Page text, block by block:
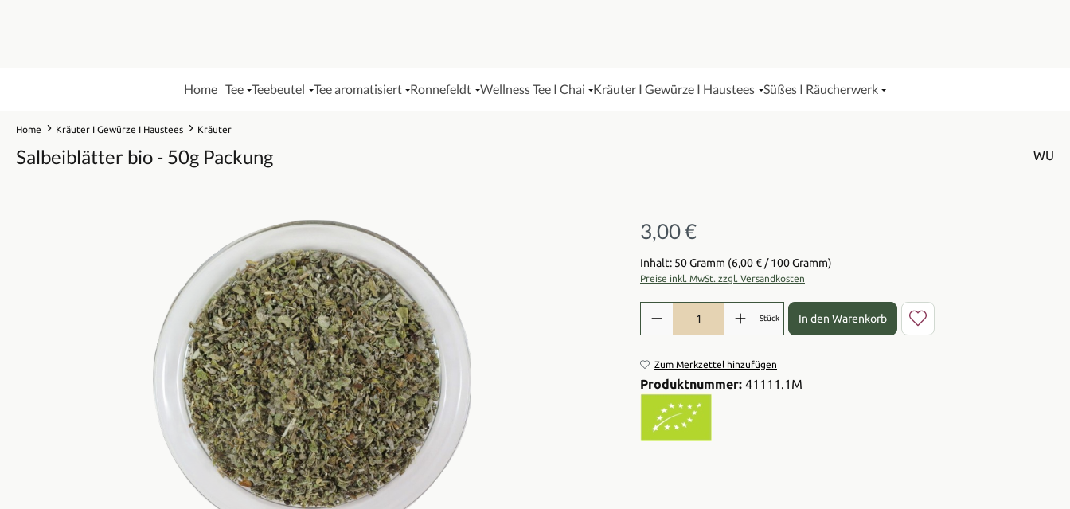
Home Tee Teebeutel Tee aromatisiert Ronnefeldt Wellness Tee I Chai Kräuter I Gewürze I Haustees Süßes I Räucherwerk
Home Kräuter I Gewürze I Haustees Kräuter
Salbeiblätter bio - 50g Packung WU
Regulärer Preis:
3,00 €
Inhalt: 50 Gramm (6,00 € / 100 Gramm)
Preise inkl. MwSt. zzgl. Versandkosten
Produkt Anzahl: Gib den gewünschten Wert ein oder benutze die
Stück In den Warenkorb
Zum Merkzettel hinzufügen
Produktnummer: 41111.1M